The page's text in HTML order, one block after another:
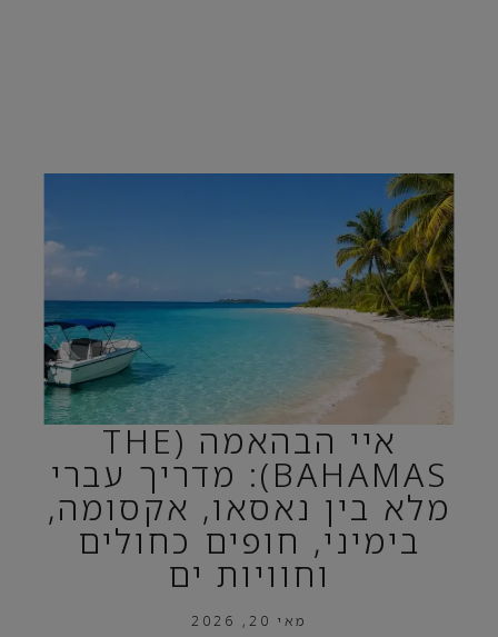
איי הבהאמה (THE
BAHAMAS): מדריך עברי
מלא בין נאסאו, אקסומה,
בימיני, חופים כחולים
וחוויות ים
מאי 20, 2026